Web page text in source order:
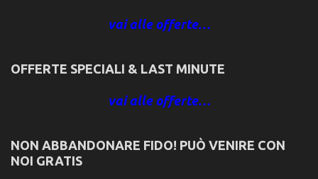
vai alle offerte…
OFFERTE SPECIALI & LAST MINUTE
vai alle offerte…
NON ABBANDONARE FIDO! PUÒ VENIRE CON
NOI GRATIS